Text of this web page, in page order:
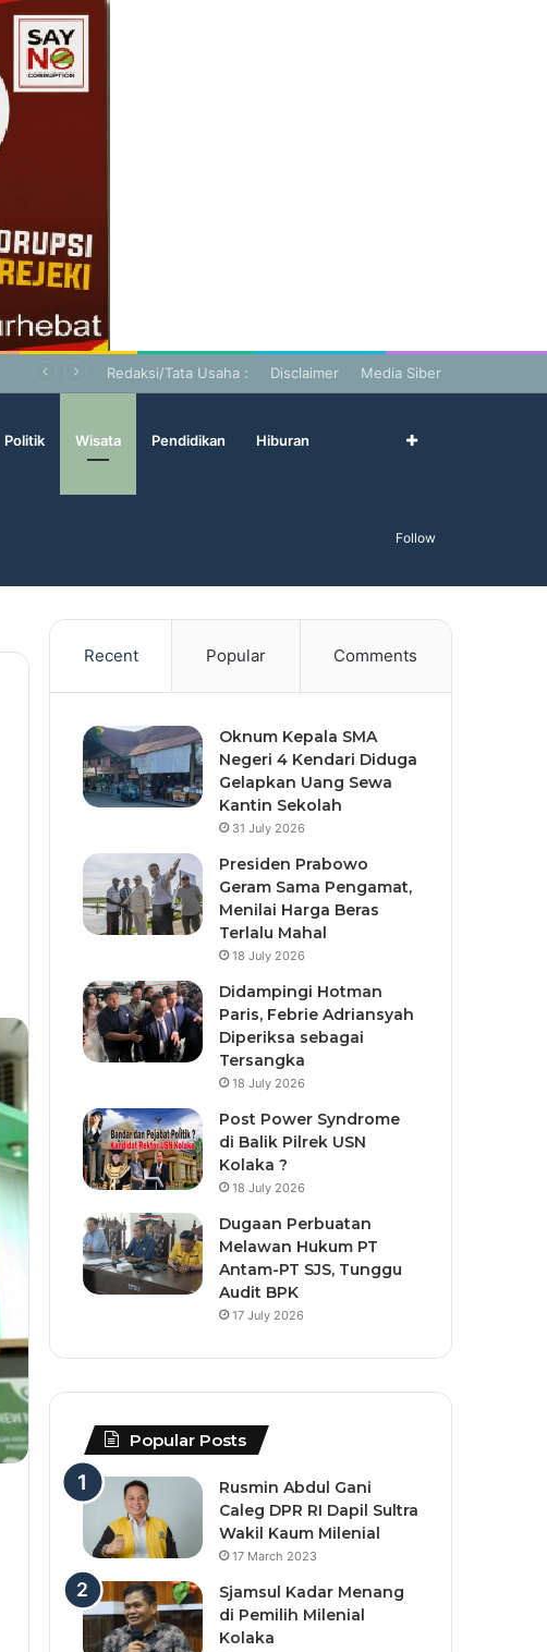
Redaksi/Tata Usaha : Disclaimer Media Siber
Politik Wisata Pendidikan Hiburan
Follow
Recent Popular Comments
Oknum Kepala SMA
Negeri 4 Kendari Diduga
Gelapkan Uang Sewa
Kantin Sekolah
31 July 2026
Presiden Prabowo
Geram Sama Pengamat,
Menilai Harga Beras
Terlalu Mahal
18 July 2026
Didampingi Hotman
Paris, Febrie Adriansyah
Diperiksa sebagai
Tersangka
18 July 2026
Post Power Syndrome
di Balik Pilrek USN
Kolaka ?
18 July 2026
Dugaan Perbuatan
Melawan Hukum PT
Antam-PT SJS, Tunggu
Audit BPK
17 July 2026
Popular Posts
Rusmin Abdul Gani
Caleg DPR RI Dapil Sultra
Wakil Kaum Milenial
17 March 2023
Sjamsul Kadar Menang
di Pemilih Milenial
Kolaka